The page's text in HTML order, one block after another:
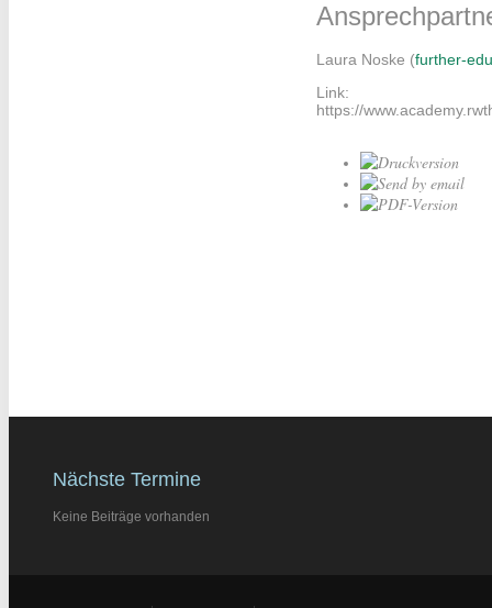
Laura Noske (further-
Link:
https://
Nächste Termine
Keine Beiträge vorhanden